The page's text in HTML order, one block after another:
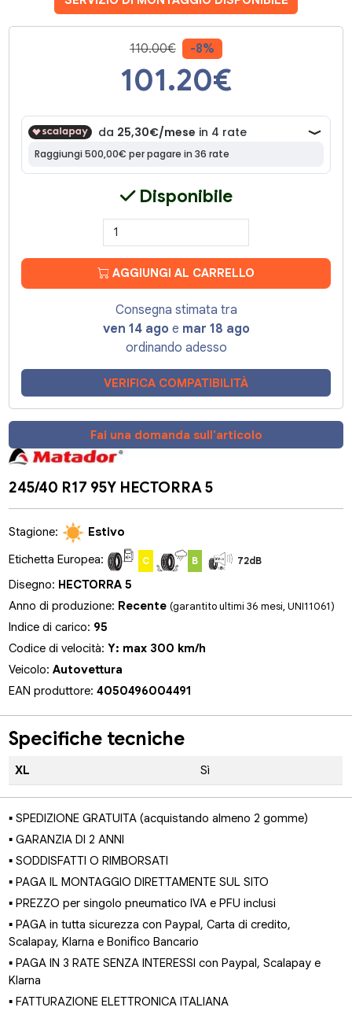
110.00€ -8%
101.20€
Disponibile
AGGIUNGI AL CARRELLO
Consegna stimata tra
ven 14 ago e mar 18 ago
ordinando adesso
VERIFICA COMPATIBILITÀ
Fai una domanda sull'articolo
245/40 R17 95Y HECTORRA 5
Stagione:
Estivo
Etichetta Europea:
C B 72dB
Disegno: HECTORRA 5
Anno di produzione: Recente(garantito ultimi 36 mesi, UNI11061)
Indice di carico: 95
Codice di velocità:Y: max 300 km/h
Veicolo:Autovettura
EAN produttore:4050496004491
Specifiche tecniche
XL Sì
▪ SPEDIZIONE GRATUITA (acquistando almeno 2 gomme)
▪ GARANZIA DI 2 ANNI
▪ SODDISFATTI O RIMBORSATI
▪ PAGA IL MONTAGGIO DIRETTAMENTE SUL SITO
▪ PREZZO per singolo pneumatico IVA e PFU inclusi
▪ PAGA in tutta sicurezza con Paypal, Carta di credito,
Scalapay, Klarna e Bonifico Bancario
▪ PAGA IN 3 RATE SENZA INTERESSI con Paypal, Scalapay e
Klarna
▪ FATTURAZIONE ELETTRONICA ITALIANA